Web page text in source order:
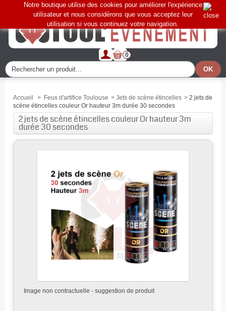
0
Notre boutique utilise des cookies pour améliorer l'expérience
utilisateur et nous considérons que vous acceptez leur
utilisation si vous continuez votre navigation.
Accueil > Feux d'artifice Toulouse > Jets de scène étincelles > 2 jets de
scène étincelles couleur Or hauteur 3m durée 30 secondes
2 jets de scène étincelles couleur Or hauteur 3m
durée 30 secondes
Image non contractuelle - suggestion de produit